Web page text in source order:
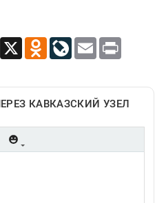
X Odnoklassniki
LiveJournal
Email Print
КАВКАЗСКИЙ УЗЕЛ